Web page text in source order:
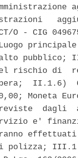
O - CIG
pubblico;
rischio di
II.1.6)
Moneta
dagli
e'
di polizza;